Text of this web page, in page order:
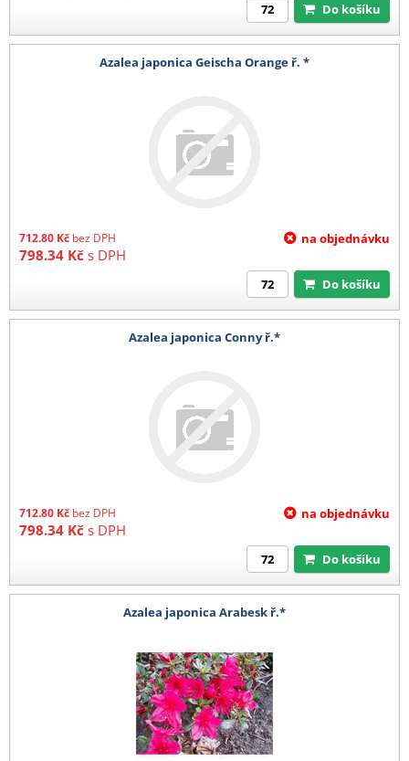
Do košíku
Azalea japonica Geischa Orange ř. *
712.80 Kč bez DPH
798.34 Kč s DPH
na objednávku
Do košíku
Azalea japonica Conny ř.*
712.80 Kč bez DPH
798.34 Kč s DPH
na objednávku
Do košíku
Azalea japonica Arabesk ř.*